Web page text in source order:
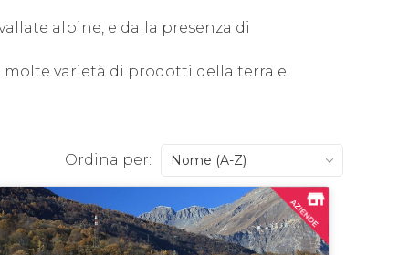
alpine, e dalla presenza di
varietà di prodotti della terra e
Ordina per: Nome (A-Z)